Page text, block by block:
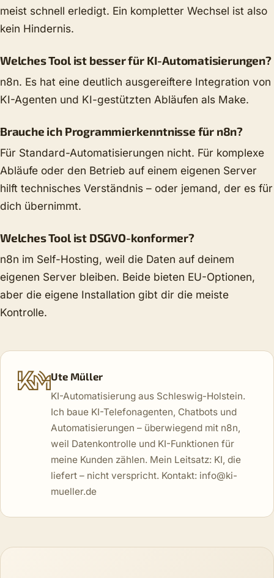
meist schnell erledigt. Ein kompletter Wechsel ist also
kein Hindernis.
Welches Tool ist besser für KI-Automatisierungen?
n8n. Es hat eine deutlich ausgereiftere Integration von
KI-Agenten und KI-gestützten Abläufen als Make.
Brauche ich Programmierkenntnisse für n8n?
Für Standard-Automatisierungen nicht. Für komplexe
Abläufe oder den Betrieb auf einem eigenen Server
hilft technisches Verständnis – oder jemand, der es für
dich übernimmt.
Welches Tool ist DSGVO-konformer?
n8n im Self-Hosting, weil die Daten auf deinem
eigenen Server bleiben. Beide bieten EU-Optionen,
aber die eigene Installation gibt dir die meiste
Kontrolle.
Ute Müller
KI-Automatisierung aus Schleswig-Holstein.
Ich baue KI-Telefonagenten, Chatbots und
Automatisierungen – überwiegend mit n8n,
weil Datenkontrolle und KI-Funktionen für
meine Kunden zählen. Mein Leitsatz: KI, die
liefert – nicht verspricht. Kontakt: info@ki-
mueller.de